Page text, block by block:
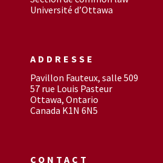
Université d’Ottawa
ADDRESSE
Pavillon Fauteux, salle 509
57 rue Louis Pasteur
Ottawa, Ontario
Canada K1N 6N5
CONTACT